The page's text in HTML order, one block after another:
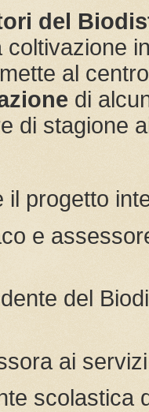
del
al
di
di stagione
progetto
e
del
ai
scolastica